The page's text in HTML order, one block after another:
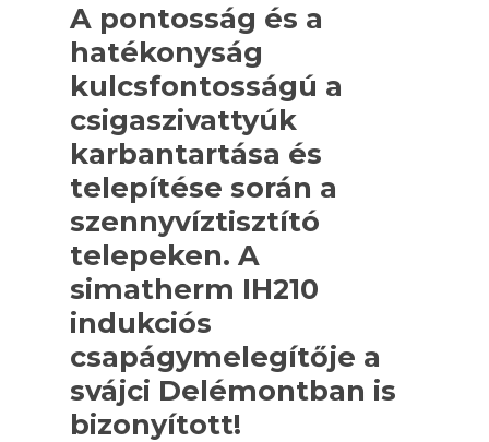
A pontosság és a
hatékonyság
kulcsfontosságú a
csigaszivattyúk
karbantartása és
telepítése során a
szennyvíztisztító
telepeken. A
simatherm IH210
indukciós
csapágymelegítője a
svájci Delémontban is
bizonyított!